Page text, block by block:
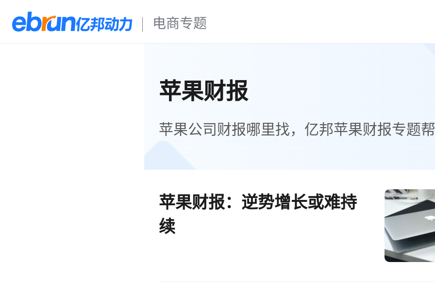
电商专题
苹果财报
苹果公司财报哪里找，亿邦苹果财报专题
苹果财报：逆势增长或难持
续